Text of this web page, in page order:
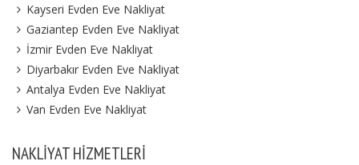
Kayseri Evden Eve Nakliyat
Gaziantep Evden Eve Nakliyat
İzmir Evden Eve Nakliyat
Diyarbakır Evden Eve Nakliyat
Antalya Evden Eve Nakliyat
Van Evden Eve Nakliyat
NAKLIYAT HIZMETLERI